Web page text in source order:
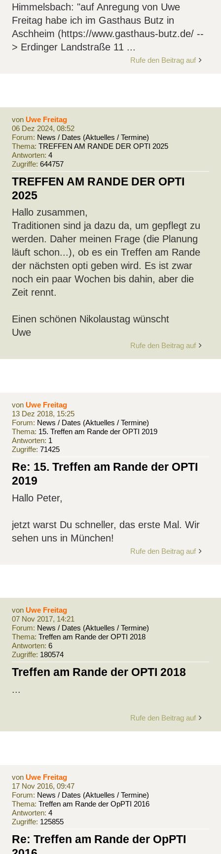
Himmelsbach: "auf Anregung von Uwe
Freitag habe ich im Gasthaus Butz in
Aschheim (https://www.gasthaus-butz.de/ --
> Erdinger Landstraße 11 ...
Rufe den Beitrag auf
von Uwe Freitag
06 Dez 2024, 08:52
Forum: News / Dates (Aktuelles / Termine)
Thema: TREFFEN AM RANDE DER OPTI 2025
Antworten: 4
Zugriffe: 644757
TREFFEN AM RANDE DER OPTI
2025
Hallo zusammen,
Traditionen sind ja dazu da, um gepflegt zu
werden. Daher meinen Frage (die Planung
läuft schon...), ob es ein Treffen am Rande
der nächsten opti geben wird. Es ist zwar
noch ein paar Wochen bis dahin, aber die
Zeit rennt.
Einen schönen Nikolaustag wünscht
Uwe
Rufe den Beitrag auf
von Uwe Freitag
13 Dez 2018, 15:25
Forum: News / Dates (Aktuelles / Termine)
Thema: 15. Treffen am Rande der OPTI 2019
Antworten: 1
Zugriffe: 71425
Re: 15. Treffen am Rande der OPTI
2019
Hallo Peter,
jetzt warst Du schneller, das erste Mal. Wir
sehen uns in München!
Rufe den Beitrag auf
von Uwe Freitag
07 Nov 2017, 14:21
Forum: News / Dates (Aktuelles / Termine)
Thema: Treffen am Rande der OPTI 2018
Antworten: 6
Zugriffe: 180574
Treffen am Rande der OPTI 2018
...
Rufe den Beitrag auf
von Uwe Freitag
17 Nov 2016, 09:47
Forum: News / Dates (Aktuelles / Termine)
Thema: Treffen am Rande der OpPTI 2016
Antworten: 4
Zugriffe: 125855
Re: Treffen am Rande der OpPTI